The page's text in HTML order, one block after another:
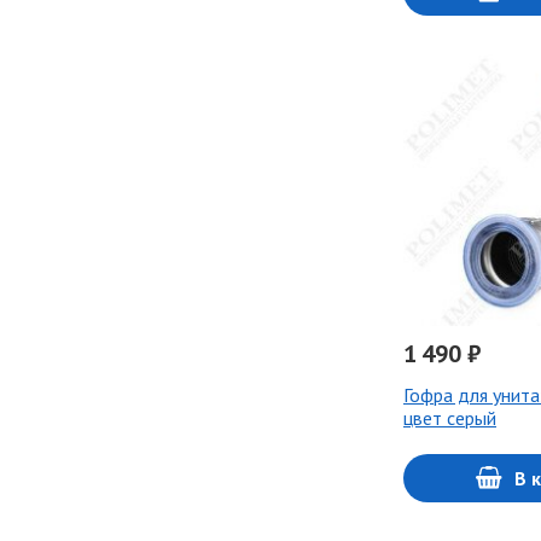
1 490 ₽
Гофра для
цвет серый
В